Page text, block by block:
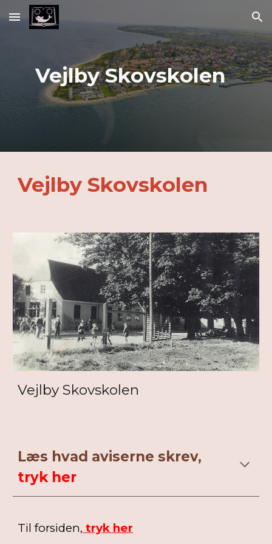
Skip to main content Skip to navigation
Vejlby Skovskolen
Vejlby Skovskolen
Vejlby Skovskolen
Læs hvad aviserne skrev,
tryk her
Til forsiden, tryk her